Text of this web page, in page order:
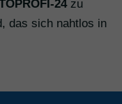
24zu
das sich nahtlos in